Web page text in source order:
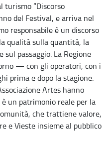
turismo “Discorso
del Festival, e arriva nel
responsabile è un discorso
qualità sulla quantità, la
passaggio. La Regione
— con gli operatori, con i
prima e dopo la stagione.
Artes hanno
un patrimonio reale per la
che trattiene valore,
e Vieste insieme al pubblico